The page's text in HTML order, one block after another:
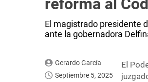
reforma al
El magistrado presidente
ante la gobernadora
Gerardo García
Septiembre 5, 2025
El